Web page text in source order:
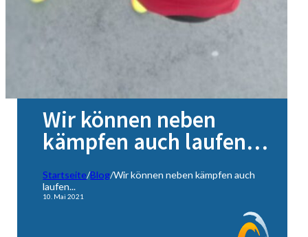
Wir können neben
kämpfen auch laufen…
Startseite/Blog/Wir können neben kämpfen auch
laufen...
10. Mai 2021